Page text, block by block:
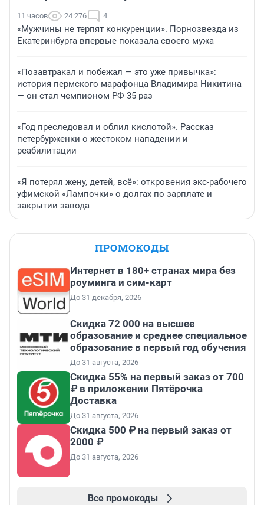
11 часов 24 276 4
«Мужчины не терпят конкуренции». Порнозвезда из
Екатеринбурга впервые показала своего мужа
«Позавтракал и побежал — это уже привычка»:
история пермского марафонца Владимира Никитина
— он стал чемпионом РФ 35 раз
«Год преследовал и облил кислотой». Рассказ
петербурженки о жестоком нападении и
реабилитации
«Я потерял жену, детей, всё»: откровения экс-рабочего
уфимской «Лампочки» о долгах по зарплате и
закрытии завода
ПРОМОКОДЫ
Интернет в 180+ странах мира без
роуминга и сим-карт
До 31 декабря, 2026
Скидка 72 000 на высшее
образование и среднее специальное
образование в первый год обучения
До 31 августа, 2026
Скидка 55% на первый заказ от 700
₽ в приложении Пятёрочка
Доставка
До 31 августа, 2026
Скидка 500 ₽ на первый заказ от
2000 ₽
До 31 августа, 2026
Все промокоды